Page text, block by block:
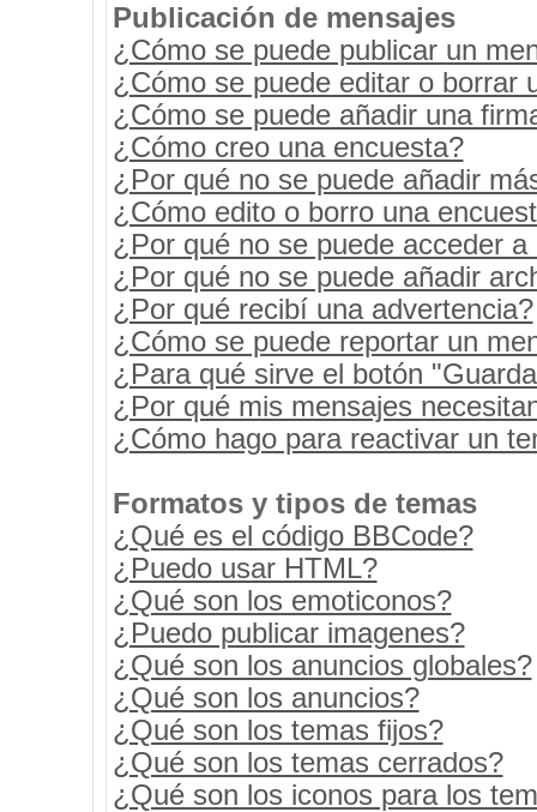
Publicación de mensajes
¿Cómo se puede publicar un
¿Cómo se puede editar o borrar
¿Cómo se puede añadir una
¿Cómo creo una encuesta?
¿Por qué no se puede añadir
¿Cómo edito o borro una
¿Por qué no se puede acceder a
¿Por qué no se puede añadir
¿Por qué recibí una advertencia?
¿Cómo se puede reportar un
¿Para qué sirve el botón
¿Por qué mis mensajes
¿Cómo hago para reactivar un
Formatos y tipos de temas
¿Qué es el código BBCode?
¿Puedo usar HTML?
¿Qué son los emoticonos?
¿Puedo publicar imagenes?
¿Qué son los anuncios globales?
¿Qué son los anuncios?
¿Qué son los temas fijos?
¿Qué son los temas cerrados?
¿Qué son los iconos para los